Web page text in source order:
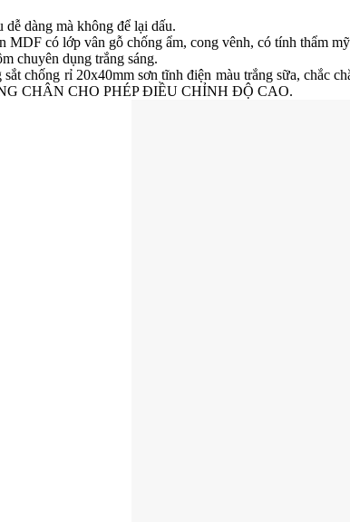
dễ dàng mà không để lại dấu.
MDF có lớp vân gỗ chống ẩm, cong vênh, có tính thẩm
chuyên dụng trắng sáng.
chống rỉ 20x40mm sơn tĩnh điện màu trắng sữa, chắc
CHÂN CHO PHÉP ĐIỀU CHỈNH ĐỘ CAO.